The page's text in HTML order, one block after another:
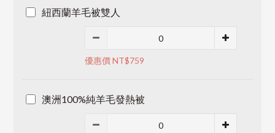
紐西蘭羊毛被雙人
優惠價 NT$759
澳洲100%純羊毛發熱被